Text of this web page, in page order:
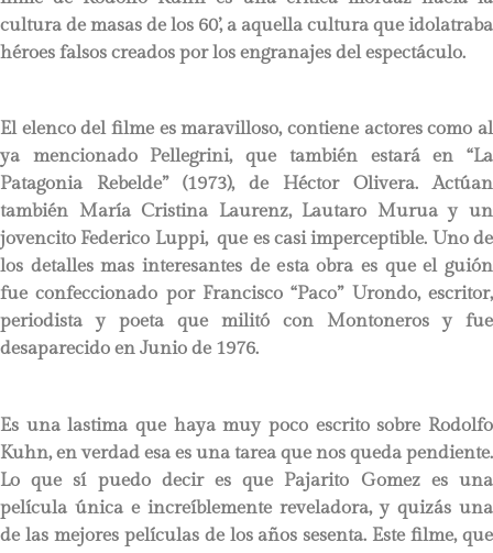
cultura de masas de los 60’, a aquella cultura que idolatraba
héroes falsos creados por los engranajes del espectáculo.
El elenco del filme es maravilloso, contiene actores como al
ya mencionado Pellegrini, que también estará en “La
Patagonia Rebelde” (1973), de Héctor Olivera. Actúan
también María Cristina Laurenz, Lautaro Murua y un
jovencito Federico Luppi, que es casi imperceptible. Uno de
los detalles mas interesantes de esta obra es que el guión
fue confeccionado por Francisco “Paco” Urondo, escritor,
periodista y poeta que militó con Montoneros y fue
desaparecido en Junio de 1976.
Es una lastima que haya muy poco escrito sobre Rodolfo
Kuhn, en verdad esa es una tarea que nos queda pendiente.
Lo que sí puedo decir es que Pajarito Gomez es una
película única e increíblemente reveladora, y quizás una
de las mejores películas de los años sesenta. Este filme, que